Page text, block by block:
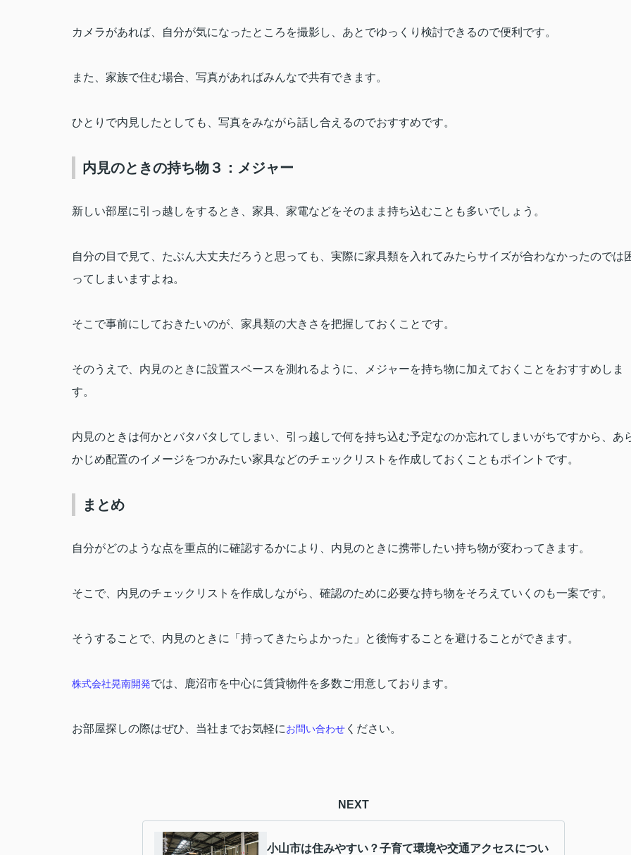
カメラがあれば、自分が気になったところを撮影し、あとでゆっくり検討できるので便利です。
また、家族で住む場合、写真があればみんなで共有できます。
ひとりで内見したとしても、写真をみながら話し合えるのでおすすめです。
内見のときの持ち物３：メジャー
新しい部屋に引っ越しをするとき、家具、家電などをそのまま持ち込むことも多いでしょう。
自分の目で見て、たぶん大丈夫だろうと思っても、実際に家具類を入れてみたらサイズが合わなかったのでは
ってしまいますよね。
そこで事前にしておきたいのが、家具類の大きさを把握しておくことです。
そのうえで、内見のときに設置スペースを測れるように、メジャーを持ち物に加えておくことをおすすめしま
す。
内見のときは何かとバタバタしてしまい、引っ越しで何を持ち込む予定なのか忘れてしまいがちですから、あ
かじめ配置のイメージをつかみたい家具などのチェックリストを作成しておくこともポイントです。
まとめ
自分がどのような点を重点的に確認するかにより、内見のときに携帯したい持ち物が変わってきます。
そこで、内見のチェックリストを作成しながら、確認のために必要な持ち物をそろえていくのも一案です。
そうすることで、内見のときに「持ってきたらよかった」と後悔することを避けることができます。
株式会社晃南開発では、鹿沼市を中心に賃貸物件を多数ご用意しております。
お部屋探しの際はぜひ、当社までお気軽にお問い合わせ ください。
NEXT
小山市は住みやすい？子育て環境や交通アクセスについ